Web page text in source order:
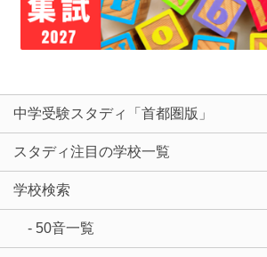
中学受験スタディ「首都圏版」
スタディ注目の学校一覧
学校検索
- 50音一覧